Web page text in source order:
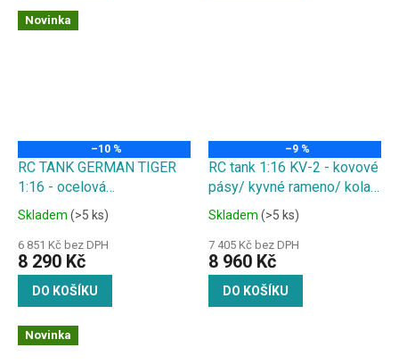
Novinka
–10 %
RC TANK GERMAN TIGER
1:16 - ocelová
převodovka, kovové pásy/kyvné
rameno/ kola/nástavba,
zvuk. a kouř. efekty, střílí
kuličky
Skladem (>5 ks)
6 851 Kč bez DPH
8 290 Kč
DO KOŠÍKU
–9 %
RC tank 1:16 KV-2 - kovové
pásy/ kyvné rameno/ kola,
ocelová převodovka
,kovové vyztužení hlavně,
zvuk. a kouř. efekty, střílí
kuličky
Skladem (>5 ks)
7 405 Kč bez DPH
8 960 Kč
DO KOŠÍKU
Novinka